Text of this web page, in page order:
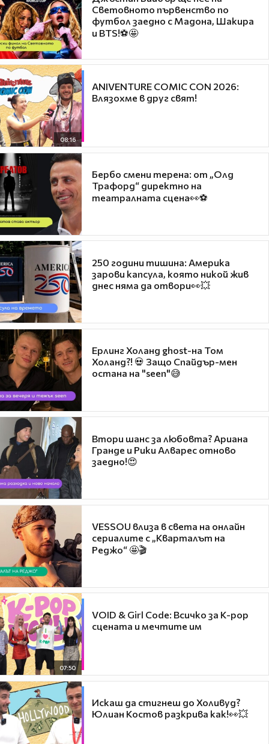
Световното първенство по
футбол заедно с Мадона, Шакира
и BTS!⚽🤩
08:16
ANIVENTURE COMIC CON 2026:
Влязохме в друг свят!
Бербо смени терена: от „Олд
Трафорд“ директно на
театралната сцена👀⚽
250 години тишина: Америка
зарови капсула, която никой жив
днес няма да отвори👀💥
Ерлинг Холанд ghost-на Том
Холанд?! 💀 Защо Спайдър-мен
остана на "seen"😅
Втори шанс за любовта? Ариана
Гранде и Рики Алварес отново
заедно!😍
VESSOU влиза в света на онлайн
сериалите с „Кварталът на
Реджо“ 🤩🎬
07:50
VOID & Girl Code: Всичко за K-pop
сцената и мечтите им
Искаш да стигнеш до Холивуд?
Юлиан Костов разкрива как!👀💥